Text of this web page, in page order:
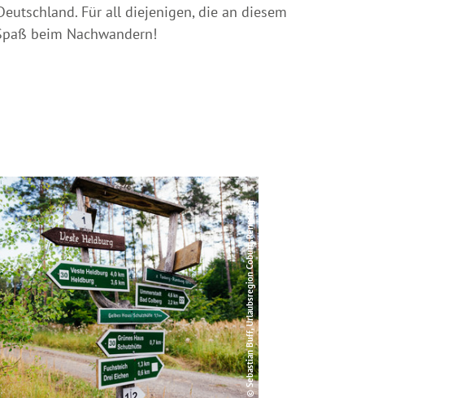
Für all diejenigen, die an diesem
beim Nachwandern!
© Sebastian Buff, Urlaubsregion Coburg.Rennsteig